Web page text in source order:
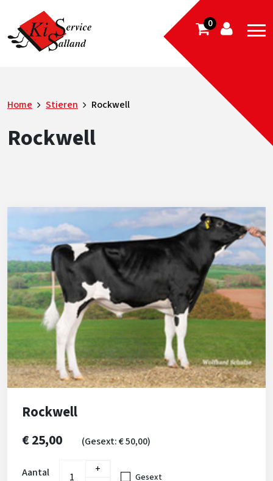
0
Home Stieren Rockwell
Rockwell
Rockwell
€ 25,00 (Gesext: € 50,00)
Aantal
+
Gesext